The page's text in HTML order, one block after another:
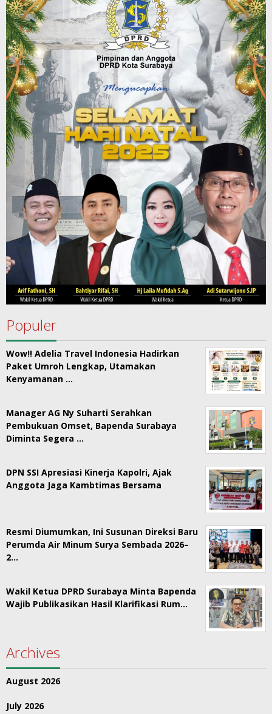
Populer
Wow!! Adelia Travel Indonesia Hadirkan
Paket Umroh Lengkap, Utamakan
Kenyamanan …
Manager AG Ny Suharti Serahkan
Pembukuan Omset, Bapenda Surabaya
Diminta Segera …
DPN SSI Apresiasi Kinerja Kapolri, Ajak
Anggota Jaga Kambtimas Bersama
Resmi Diumumkan, Ini Susunan Direksi Baru
Perumda Air Minum Surya Sembada 2026–
2…
Wakil Ketua DPRD Surabaya Minta Bapenda
Wajib Publikasikan Hasil Klarifikasi Rum…
Archives
August 2026
July 2026